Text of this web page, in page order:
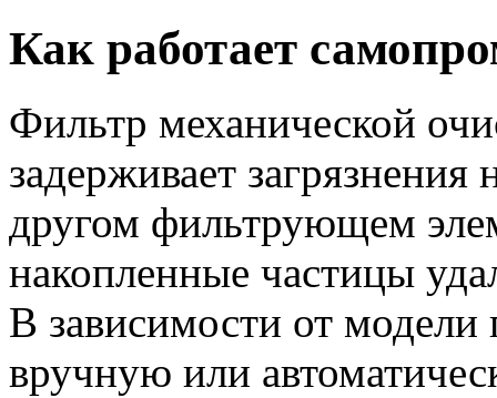
Как работает
Фильтр механической
задерживает
другом фильтрующем
накопленные частицы
В зависимости от модели
вручную или